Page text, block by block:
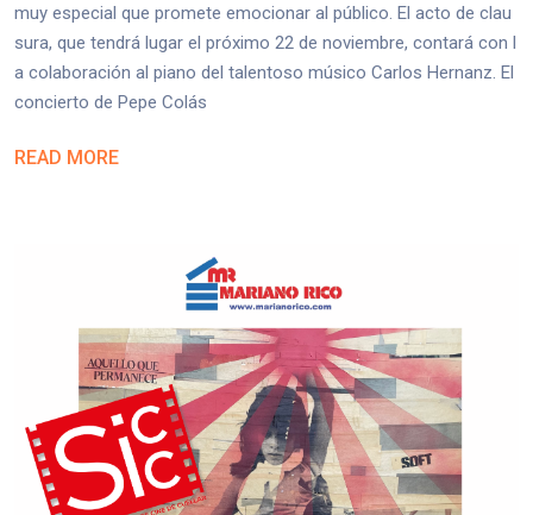
muy especial que promete emocionar al público. El acto de clau
sura, que tendrá lugar el próximo 22 de noviembre, contará con l
a colaboración al piano del talentoso músico Carlos Hernanz. El
concierto de Pepe Colás
READ MORE